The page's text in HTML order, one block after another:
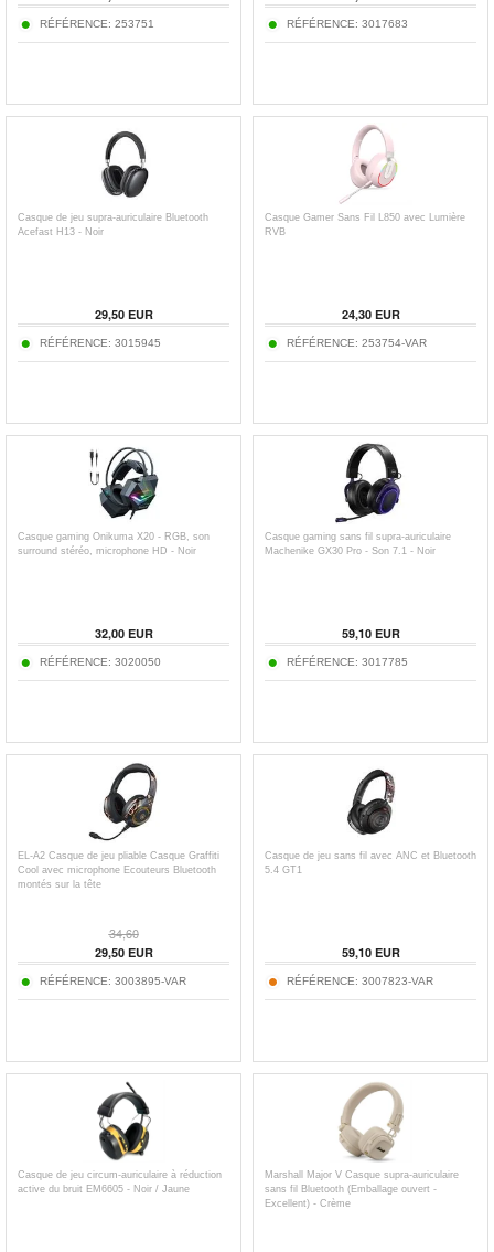
RÉFÉRENCE: 253751 RÉFÉRENCE: 3017683
Casque de jeu supra-auriculaire Bluetooth
Acefast H13 - Noir
29,50EUR
RÉFÉRENCE: 3015945
Casque Gamer Sans Fil L850 avec Lumière
RVB
24,30EUR
RÉFÉRENCE: 253754-VAR
Casque gaming Onikuma X20 - RGB, son
surround stéréo, microphone HD - Noir
32,00EUR
RÉFÉRENCE: 3020050
Casque gaming sans fil supra-auriculaire
Machenike GX30 Pro - Son 7.1 - Noir
59,10EUR
RÉFÉRENCE: 3017785
EL-A2 Casque de jeu pliable Casque Graffiti
Cool avec microphone Ecouteurs Bluetooth
montés sur la tête
34,60
29,50EUR
RÉFÉRENCE: 3003895-VAR
Casque de jeu sans fil avec ANC et Bluetooth
5.4 GT1
59,10EUR
RÉFÉRENCE: 3007823-VAR
Casque de jeu circum-auriculaire à réduction
active du bruit EM6605 - Noir / Jaune
Marshall Major V Casque supra-auriculaire
sans fil Bluetooth (Emballage ouvert -
Excellent) - Crème